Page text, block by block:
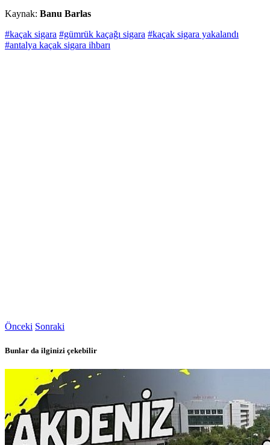
Kaynak: Banu Barlas
#kaçak sigara #gümrük kaçağı sigara #kaçak sigara yakalandı
#antalya kaçak sigara ihbarı
Önceki Sonraki
Bunlar da ilginizi çekebilir